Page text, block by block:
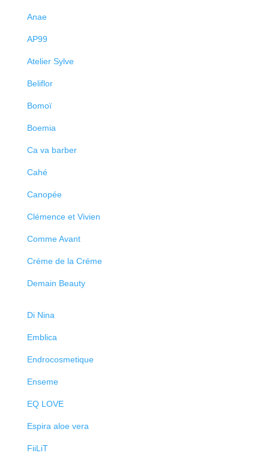
Anae
AP99
Atelier Sylve
Beliflor
Bomoï
Boemia
Ca va barber
Cahé
Canopée
Clémence et Vivien
Comme Avant
Créme de la Créme
Demain Beauty
Di Nina
Emblica
Endrocosmetique
Enseme
EQ LOVE
Espira aloe vera
FiiLiT